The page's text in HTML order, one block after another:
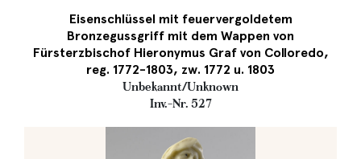
Eisenschlüssel mit feuervergoldetem
Bronzegussgriff mit dem Wappen von
Fürsterzbischof Hieronymus Graf von Colloredo,
reg. 1772-1803, zw. 1772 u. 1803
Unbekannt/Unknown
Inv.-Nr. 527